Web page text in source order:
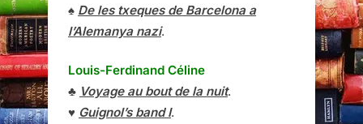
♠ De les txeques de Barcelona a
l’Alemanya nazi.
Louis-Ferdinand Céline
♣ Voyage au bout de la nuit.
♥ Guignol’s band I.